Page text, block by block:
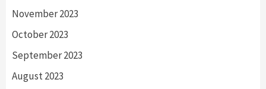
November 2023
October 2023
September 2023
August 2023